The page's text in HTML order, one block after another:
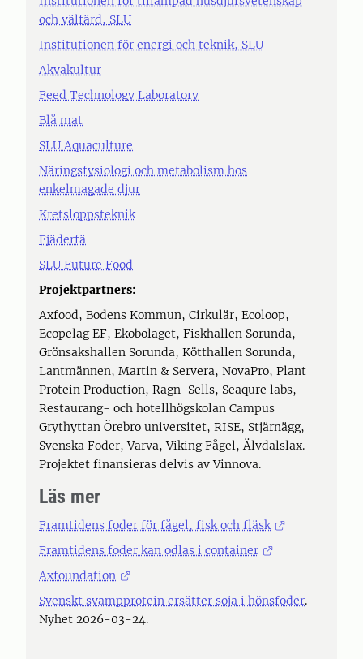
och välfärd, SLU
Institutionen för energi och teknik, SLU
Akvakultur
Feed Technology Laboratory
Blå mat
SLU Aquaculture
Näringsfysiologi och metabolism hos
enkelmagade djur
Kretsloppsteknik
Fjäderfä
SLU Future Food
Projektpartners:
Axfood, Bodens Kommun, Cirkulär, Ecoloop,
Ecopelag EF, Ekobolaget, Fiskhallen Sorunda,
Grönsakshallen Sorunda, Kötthallen Sorunda,
Lantmännen, Martin & Servera, NovaPro, Plant
Protein Production, Ragn-Sells, Seaqure labs,
Restaurang- och hotellhögskolan Campus
Grythyttan Örebro universitet, RISE, Stjärnägg,
Svenska Foder, Varva, Viking Fågel, Älvdalslax.
Projektet finansieras delvis av Vinnova.
Läs mer
Framtidens foder för fågel, fisk och fläsk
Framtidens foder kan odlas i container
Axfoundation
Svenskt svampprotein ersätter soja i hönsfoder.
Nyhet 2026-03-24.